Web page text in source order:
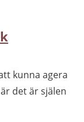
kunna agera
det är själen